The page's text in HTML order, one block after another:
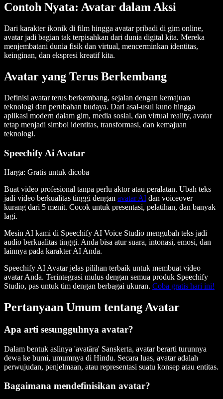
Contoh Nyata: Avatar dalam Aksi
Dari karakter ikonik di film hingga avatar pribadi di gim online,
avatar jadi bagian tak terpisahkan dari dunia digital kita. Mereka
menjembatani dunia fisik dan virtual, mencerminkan identitas,
keinginan, dan ekspresi kreatif kita.
Avatar yang Terus Berkembang
Definisi avatar terus berkembang, sejalan dengan kemajuan
teknologi dan perubahan budaya. Dari asal-usul kuno hingga
aplikasi modern dalam gim, media sosial, dan virtual reality, avatar
tetap menjadi simbol identitas, transformasi, dan kemajuan
teknologi.
Speechify Ai Avatar
Harga: Gratis untuk dicoba
Buat video profesional tanpa perlu aktor atau peralatan. Ubah teks
jadi video berkualitas tinggi dengan avatar AI dan voiceover –
kurang dari 5 menit. Cocok untuk presentasi, pelatihan, dan banyak
lagi.
Mesin AI kami di Speechify AI Voice Studio mengubah teks jadi
audio berkualitas tinggi. Anda bisa atur suara, intonasi, emosi, dan
lainnya pada karakter AI Anda.
Speechify AI Avatar jelas pilihan terbaik untuk membuat video
avatar Anda. Terintegrasi mulus dengan semua produk Speechify
Studio, pas untuk tim dengan berbagai ukuran. Coba gratis hari ini!
Pertanyaan Umum tentang Avatar
Apa arti sesungguhnya avatar?
Dalam bentuk aslinya 'avatāra' Sanskerta, avatar berarti turunnya
dewa ke bumi, umumnya di Hindu. Secara luas, avatar adalah
perwujudan, penjelmaan, atau representasi suatu konsep atau entitas.
Bagaimana mendefinisikan avatar?